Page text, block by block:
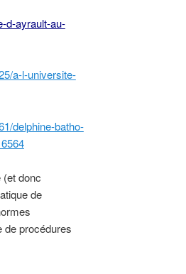
d-ayrault-au-
a-l-universite-
delphine-batho-
(et donc
de
de procédures